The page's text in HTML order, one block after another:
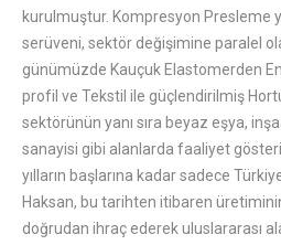
kurulmuştur. Kompresyon Presleme
serüveni, sektör değişimine paralel
günümüzde Kauçuk Elastomerden
profil ve Tekstil ile güçlendirilmiş
sektörünün yanı sıra beyaz eşya,
sanayisi gibi alanlarda faaliyet
yılların başlarına kadar sadece
Haksan, bu tarihten itibaren
doğrudan ihraç ederek uluslararası